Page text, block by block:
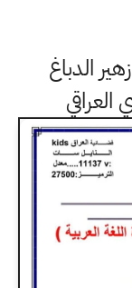
الدباغ
العراقي